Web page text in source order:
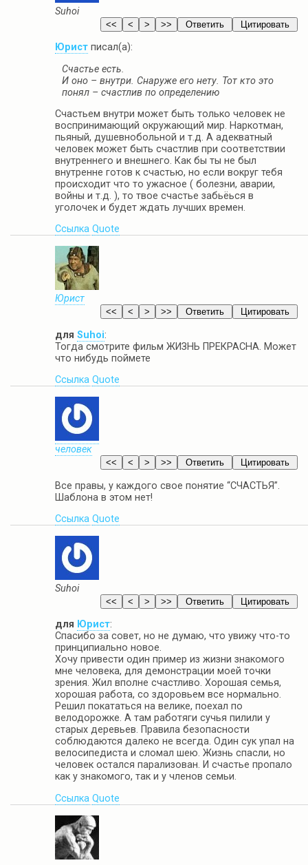
Suhoi
Юрист писал(а):
Счастье есть.
И оно – внутри. Снаруже его нету. Тот кто это
понял – счастлив по определению
Счастьем внутри может быть только человек не
воспринимающий окружающий мир. Наркотман,
пьяный, душевнобольной и т.д. А адекватный
человек может быть счастлив при соответствии
внутреннего и внешнего. Как бы ты не был
внутренне готов к счастью, но если вокруг тебя
происходит что то ужасное ( болезни, аварии,
войны и т.д. ), то твое счастье забьёься в
уголочек и будет ждать лучших времен.
Ссылка Quote
Юрист
для Suhoi:
Тогда смотрите фильм ЖИЗНЬ ПРЕКРАСНА. Может
что нибудь поймете
Ссылка Quote
человек
Все правы, у каждого свое понятие “СЧАСТЬЯ”.
Шаблона в этом нет!
Ссылка Quote
Suhoi
для Юрист:
Спасибо за совет, но не думаю, что увижу что-то
принципиально новое.
Хочу привести один пример из жизни знакомого
мне человека, для демонстрации моей точки
зрения. Жил вполне счастливо. Хорошая семья,
хорошая работа, со здоровьем все нормально.
Решил покататься на велике, поехал по
велодорожке. А там работяги сучья пилили у
старых деревьев. Правила безопасности
соблюдаются далеко не всегда. Один сук упал на
велосипедиста и сломал шею. Жизнь спасли, но
человек остался парализован. И счастье пропало
как у знакомого, так и у членов семьи.
Ссылка Quote